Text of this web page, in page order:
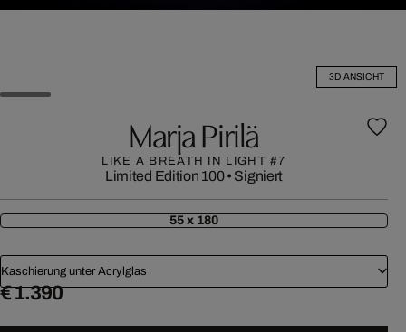
3D ANSICHT
Marja Pirilä
LIKE A BREATH IN LIGHT #7
Limited Edition 100• Signiert
55 x 180
Kaschierung unter Acrylglas
€ 1.390